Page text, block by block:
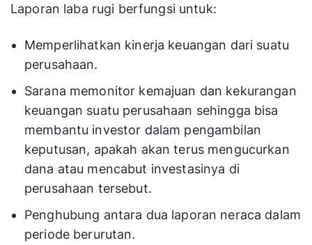
Laporan laba rugi berfungsi untuk:
Memperlihatkan kinerja keuangan dari suatu
perusahaan.
Sarana memonitor kemajuan dan kekurangan
keuangan suatu perusahaan sehingga bisa
membantu investor dalam pengambilan
keputusan, apakah akan terus mengucurkan
dana atau mencabut investasinya di
perusahaan tersebut.
Penghubung antara dua laporan neraca dalam
periode berurutan.